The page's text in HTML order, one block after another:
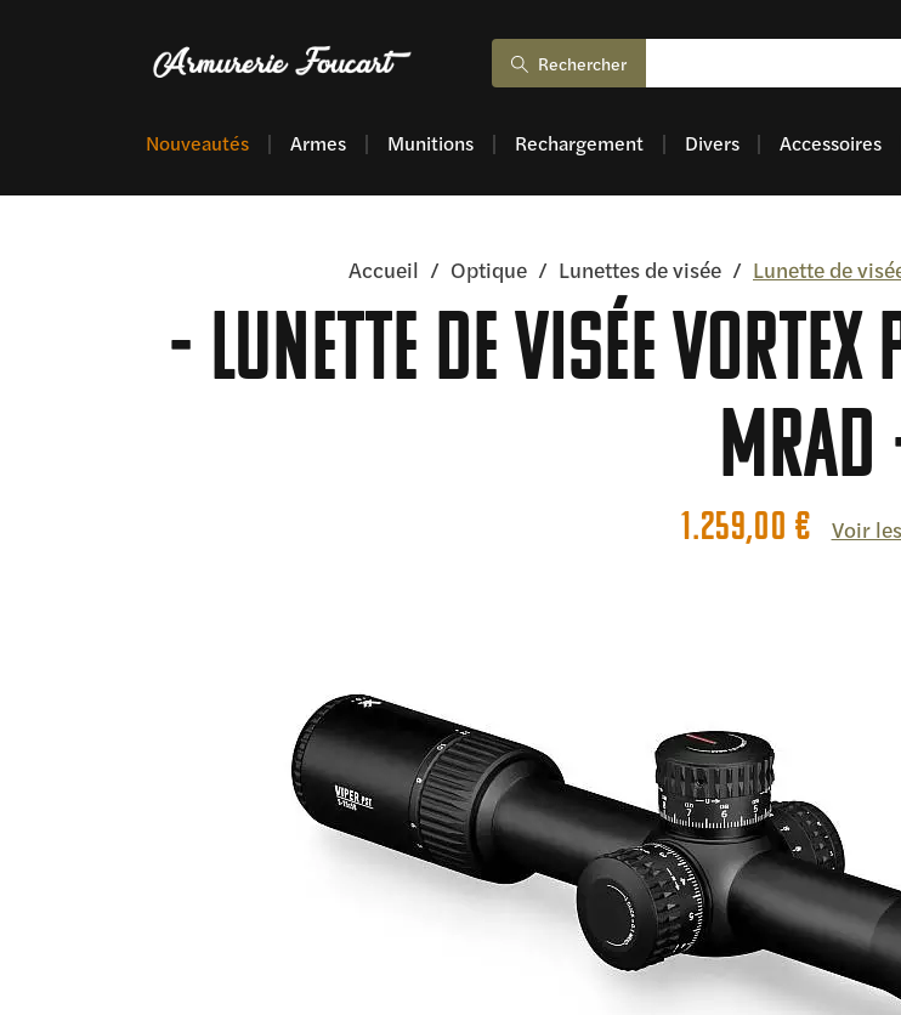
Rechercher
Nouveautés Armes Munitions Rechargement Divers Accessoires
Accueil / Optique / Lunettes de visée / Lunette de
Lunette de visée VORTEX
MRAD
1.259,00 € Voir